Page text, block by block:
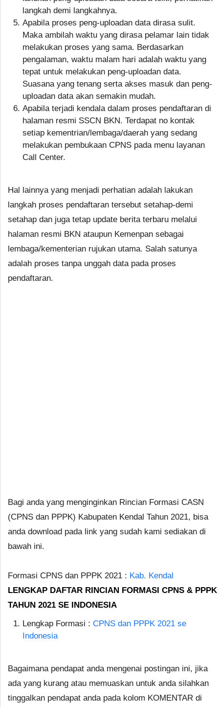
langkah demi langkahnya.
Apabila proses peng-uploadan data dirasa sulit.
Maka ambilah waktu yang dirasa pelamar lain tidak
melakukan proses yang sama. Berdasarkan
pengalaman, waktu malam hari adalah waktu yang
tepat untuk melakukan peng-uploadan data.
Suasana yang tenang serta akses masuk dan peng-
uploadan data akan semakin mudah.
Apabila terjadi kendala dalam proses pendaftaran di
halaman resmi SSCN BKN. Terdapat no kontak
setiap kementrian/lembaga/daerah yang sedang
melakukan pembukaan CPNS pada menu layanan
Call Center.
Hal lainnya yang menjadi perhatian adalah lakukan
langkah proses pendaftaran tersebut setahap-demi
setahap dan juga tetap update berita terbaru melalui
halaman resmi BKN ataupun Kemenpan sebagai
lembaga/kementerian rujukan utama. Salah satunya
adalah proses tanpa unggah data pada proses
pendaftaran.
Bagi anda yang menginginkan Rincian Formasi CASN
(CPNS dan PPPK) Kabupaten Kendal Tahun 2021, bisa
anda download pada link yang sudah kami sediakan di
bawah ini.
Formasi CPNS dan PPPK 2021 : Kab. Kendal
LENGKAP DAFTAR RINCIAN FORMASI CPNS & PPPK
TAHUN 2021 SE INDONESIA
Lengkap Formasi : CPNS dan PPPK 2021 se
Indonesia
Bagaimana pendapat anda mengenai postingan ini, jika
ada yang kurang atau memuaskan untuk anda silahkan
tinggalkan pendapat anda pada kolom KOMENTAR di